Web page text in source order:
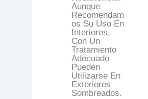
Aunque
Recomendam
Os Su Uso En
Interiores,
Con Un
Tratamiento
Adecuado
Pueden
Utilizarse En
Exteriores
Sombreados.